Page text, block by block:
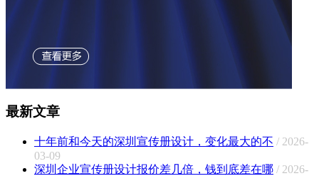
最新文章
十年前和今天的深圳宣传册设计，变化最大的不 / 2026-
03-09
深圳企业宣传册设计报价差几倍，钱到底差在哪 / 2026-